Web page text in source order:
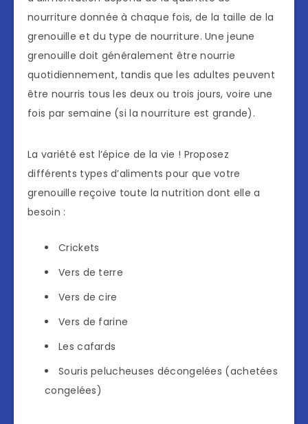
nourriture donnée à chaque fois, de la taille de la
grenouille et du type de nourriture. Une jeune
grenouille doit généralement être nourrie
quotidiennement, tandis que les adultes peuvent
être nourris tous les deux ou trois jours, voire une
fois par semaine (si la nourriture est grande).
La variété est l’épice de la vie ! Proposez
différents types d’aliments pour que votre
grenouille reçoive toute la nutrition dont elle a
besoin :
Crickets
Vers de terre
Vers de cire
Vers de farine
Les cafards
Souris pelucheuses décongelées (achetées
congelées)